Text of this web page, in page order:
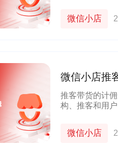
微信小店
微信小店推
辑是怎样的
推客带货的计
构、推客和用
微信小店